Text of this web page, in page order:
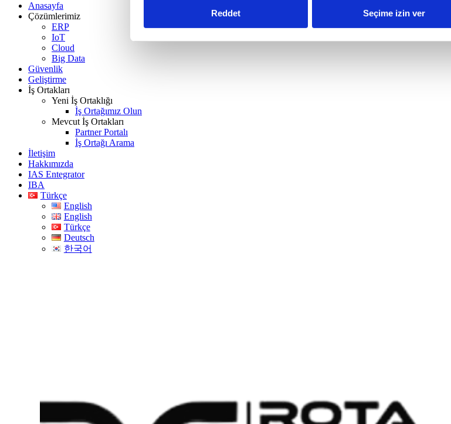
Reddet Seçime izin ver
Anasayfa
Çözümlerimiz
ERP
IoT
Cloud
Big Data
Güvenlik
Geliştirme
İş Ortakları
Yeni İş Ortaklığı
İş Ortağımız Olun
Mevcut İş Ortakları
Partner Portalı
İş Ortağı Arama
İletişim
Hakkımızda
IAS Entegrator
IBA
Türkçe
English
English
Türkçe
Deutsch
한국어